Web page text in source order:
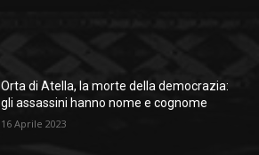
Orta di Atella, la morte della democrazia:
gli assassini hanno nome e cognome
16 Aprile 2023